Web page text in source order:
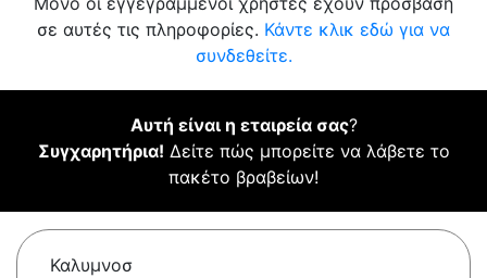
σε αυτές τις πληροφορίες. Κάντε κλικ εδώ για να
συνδεθείτε.
Αυτή είναι η εταιρεία σας?
Συγχαρητήρια! Δείτε πώς μπορείτε να λάβετε το
πακέτο βραβείων!
Καλυμνοσ